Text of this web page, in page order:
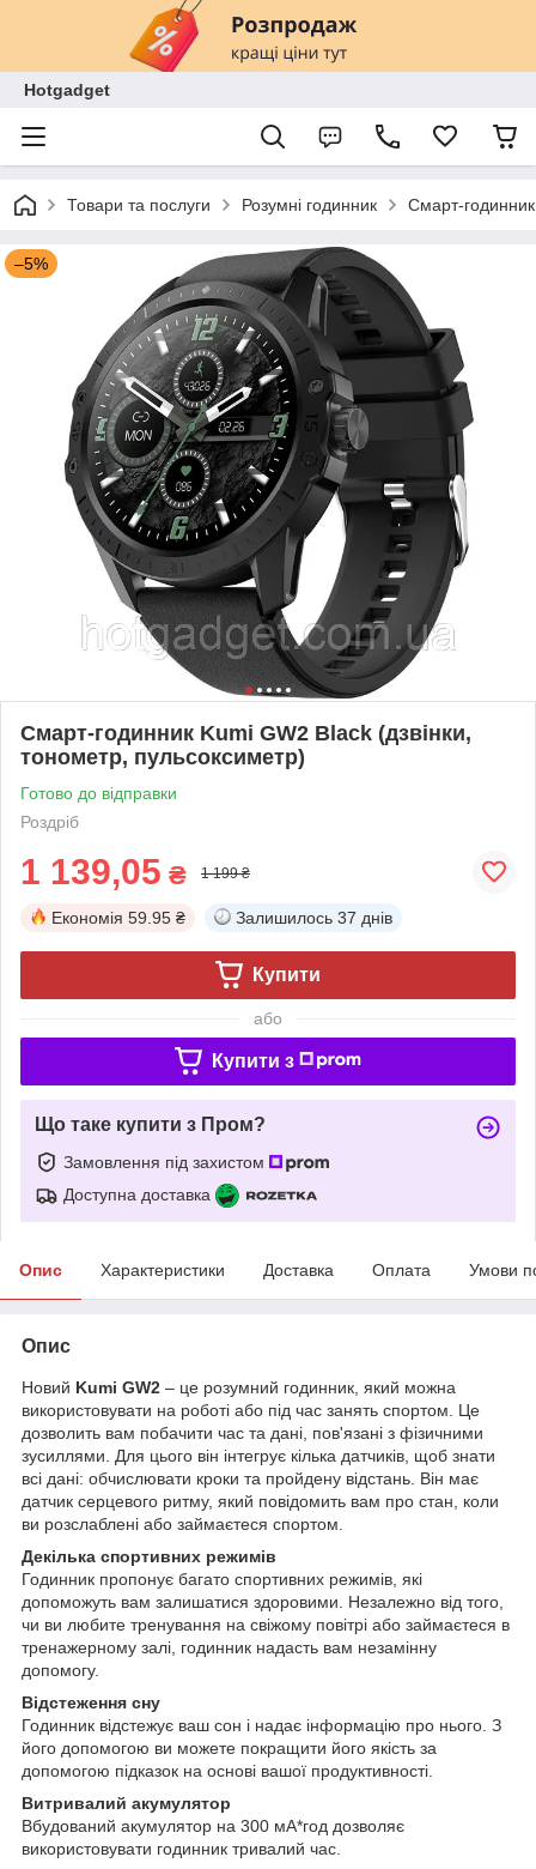
Hotgadget
Товари та послуги Розумні годинник Смарт-
–5%
Смарт-годинник Kumi GW2 Black (дзвінки,
тонометр, пульсоксиметр)
Готово до відправки
Роздріб
1 139,05 ₴ 1 199 ₴
Економія 59.95 ₴ Залишилось 37 днів
Купити
або
Купити з
Що таке купити з Пром?
Замовлення під захистом
Доступна доставка
Опис Характеристики Доставка Оплата Умови
Опис
Новий Kumi GW2 – це розумний годинник, який можна
використовувати на роботі або під час занять спортом. Це
дозволить вам побачити час та дані, пов'язані з фізичними
зусиллями. Для цього він інтегрує кілька датчиків, щоб знати
всі дані: обчислювати кроки та пройдену відстань. Він має
датчик серцевого ритму, який повідомить вам про стан, коли
ви розслаблені або займаєтеся спортом.
Декілька спортивних режимів
Годинник пропонує багато спортивних режимів, які
допоможуть вам залишатися здоровими. Незалежно від того,
чи ви любите тренування на свіжому повітрі або займаєтеся в
тренажерному залі, годинник надасть вам незамінну
допомогу.
Відстеження сну
Годинник відстежує ваш сон і надає інформацію про нього. З
його допомогою ви можете покращити його якість за
допомогою підказок на основі вашої продуктивності.
Витривалий акумулятор
Вбудований акумулятор на 300 мА*год дозволяє
використовувати годинник тривалий час.